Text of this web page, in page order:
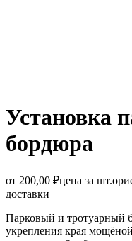
Установка
бордюра
от 200,00 ₽цена за шт.
доставки
Парковый и тротуарный
укрепления края